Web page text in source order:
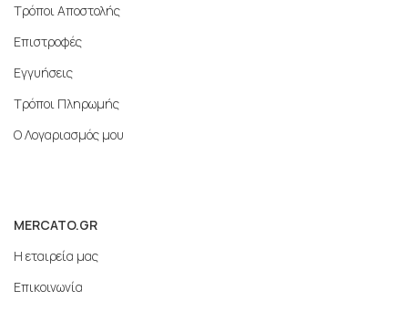
Τρόποι Αποστολής
Επιστροφές
Εγγυήσεις
Τρόποι Πληρωμής
Ο Λογαριασμός μου
MERCATO.GR
Η εταιρεία μας
Επικοινωνία